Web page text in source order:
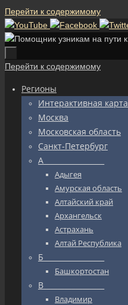
Перейти к содержимому
Перейти к содержимому
Регионы
Интерактивная карта
Москва
Московская область
Санкт-Петербург
А_________________
Адыгея
Амурская область
Алтайский край
Архангельск
Астрахань
Алтай Республика
Б_________________
Башкортостан
В_________________
Владимир